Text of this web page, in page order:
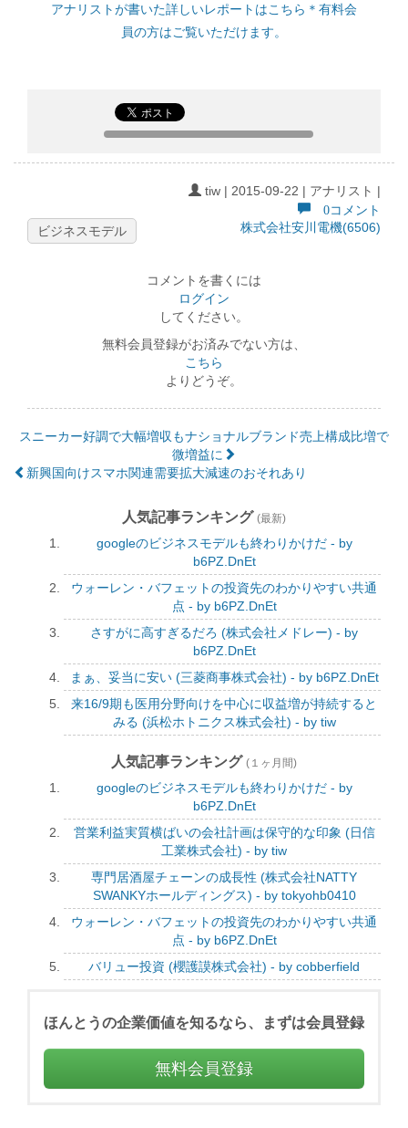
アナリストが書いた詳しいレポートはこちら＊有料会
員の方はご覧いただけます。
tiw | 2015-09-22 | アナリスト |
0コメント
ビジネスモデル
株式会社安川電機(6506)
コメントを書くには
ログイン
してください。
無料会員登録がお済みでない方は、
こちら
よりどうぞ。
スニーカー好調で大幅増収もナショナルブランド売上構成比増で
微増益に
新興国向けスマホ関連需要拡大減速のおそれあり
人気記事ランキング (最新)
googleのビジネスモデルも終わりかけだ - by
b6PZ.DnEt
ウォーレン・バフェットの投資先のわかりやすい共通
点 - by b6PZ.DnEt
さすがに高すぎるだろ (株式会社メドレー) - by
b6PZ.DnEt
まぁ、妥当に安い (三菱商事株式会社) - by b6PZ.DnEt
来16/9期も医用分野向けを中心に収益増が持続すると
みる (浜松ホトニクス株式会社) - by tiw
人気記事ランキング (１ヶ月間)
googleのビジネスモデルも終わりかけだ - by
b6PZ.DnEt
営業利益実質横ばいの会社計画は保守的な印象 (日信
工業株式会社) - by tiw
専門居酒屋チェーンの成長性 (株式会社NATTY
SWANKYホールディングス) - by tokyohb0410
ウォーレン・バフェットの投資先のわかりやすい共通
点 - by b6PZ.DnEt
バリュー投資 (櫻護謨株式会社) - by cobberfield
ほんとうの企業価値を知るなら、まずは会員登録
無料会員登録